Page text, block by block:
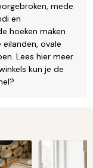
mede
en
hoeken maken
ovale
Lees hier meer
kun je de